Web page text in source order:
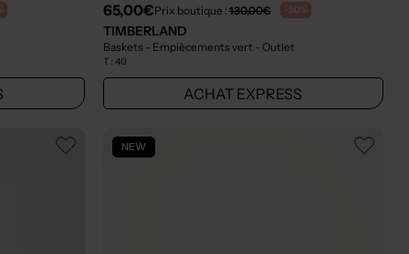
65,00€Prix boutique : 130,00€ -50%
TIMBERLAND
Baskets - Empiècements vert - Outlet
T : 40
ACHAT EXPRESS
NEW